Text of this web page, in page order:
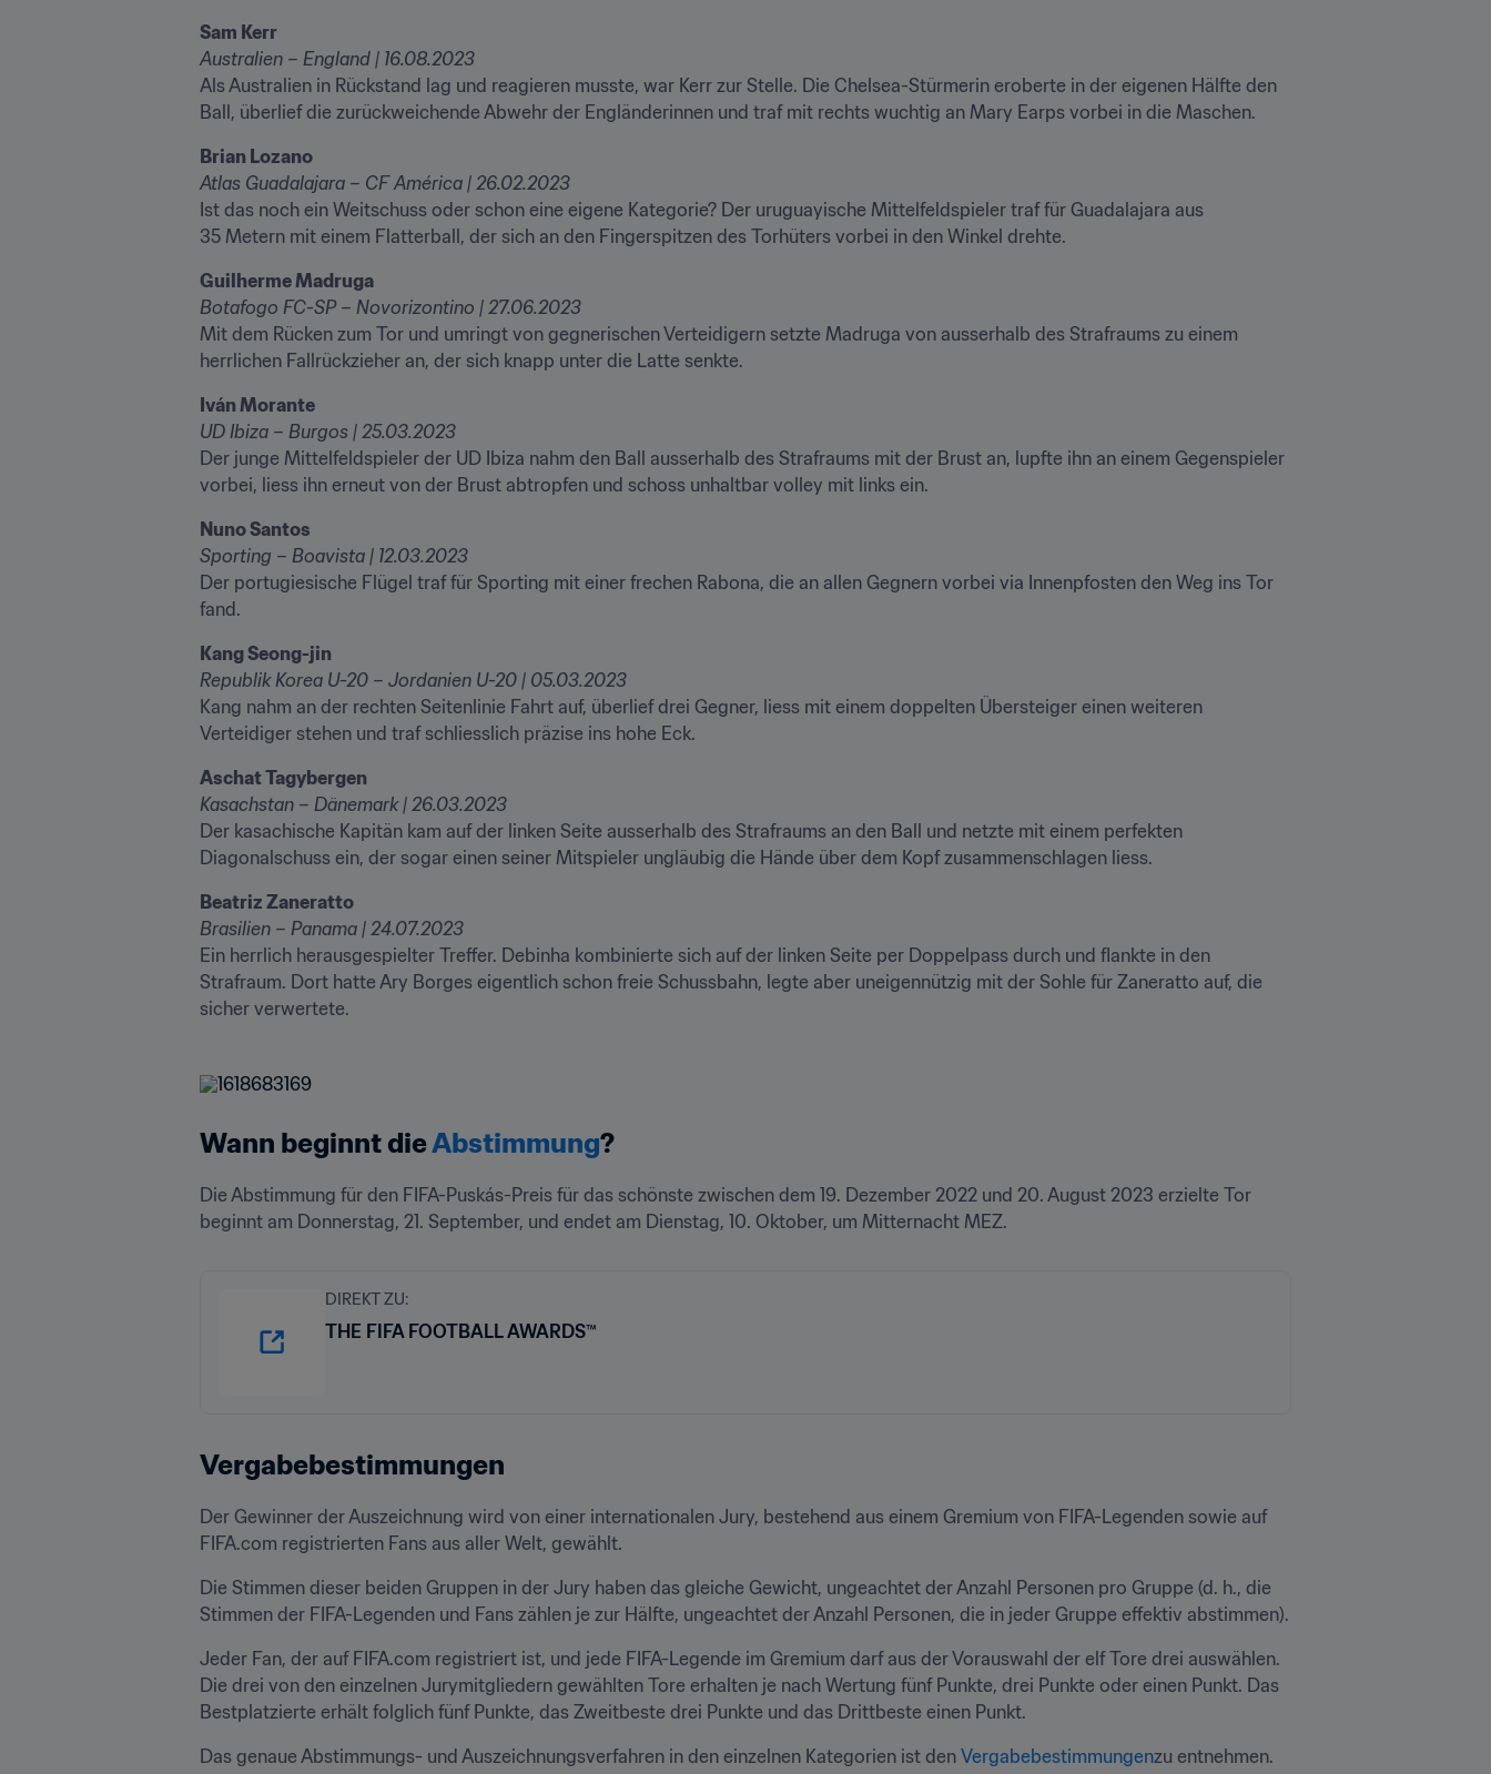
Australien – England | 16.08.2023
Als Australien in Rückstand lag und reagieren musste, war Kerr zur Stelle. Die Chelsea-Stürmerin eroberte in der eigenen Hälfte den
Ball, überlief die zurückweichende Abwehr der Engländerinnen und traf mit rechts wuchtig an Mary Earps vorbei in die Maschen.
Atlas Guadalajara – CF América | 26.02.2023
Ist das noch ein Weitschuss oder schon eine eigene Kategorie? Der uruguayische Mittelfeldspieler traf für Guadalajara aus
35 Metern mit einem Flatterball, der sich an den Fingerspitzen des Torhüters vorbei in den Winkel drehte.
Mit dem Rücken zum Tor und umringt von gegnerischen Verteidigern setzte Madruga von ausserhalb des Strafraums zu einem
herrlichen Fallrückzieher an, der sich knapp unter die Latte senkte.
UD Ibiza – Burgos | 25.03.2023
Der junge Mittelfeldspieler der UD Ibiza nahm den Ball ausserhalb des Strafraums mit der Brust an, lupfte ihn an einem Gegenspieler
vorbei, liess ihn erneut von der Brust abtropfen und schoss unhaltbar volley mit links ein.
Sporting – Boavista | 12.03.2023
Der portugiesische Flügel traf für Sporting mit einer frechen Rabona, die an allen Gegnern vorbei via Innenpfosten den Weg ins Tor
fand.
Kang nahm an der rechten Seitenlinie Fahrt auf, überlief drei Gegner, liess mit einem doppelten Übersteiger einen weiteren
Verteidiger stehen und traf schliesslich präzise ins hohe Eck.
Der kasachische Kapitän kam auf der linken Seite ausserhalb des Strafraums an den Ball und netzte mit einem perfekten
Diagonalschuss ein, der sogar einen seiner Mitspieler ungläubig die Hände über dem Kopf zusammenschlagen liess.
Ein herrlich herausgespielter Treffer. Debinha kombinierte sich auf der linken Seite per Doppelpass durch und flankte in den
Strafraum. Dort hatte Ary Borges eigentlich schon freie Schussbahn, legte aber uneigennützig mit der Sohle für Zaneratto auf, die
sicher verwertete.
Wann beginnt die Abstimmung?
Die Abstimmung für den FIFA-Puskás-Preis für das schönste zwischen dem 19. Dezember 2022 und 20. August 2023 erzielte Tor
beginnt am Donnerstag, 21. September, und endet am Dienstag, 10. Oktober, um Mitternacht MEZ.
DIREKT ZU:
THE FIFA FOOTBALL AWARDS™
Vergabebestimmungen
Der Gewinner der Auszeichnung wird von einer internationalen Jury, bestehend aus einem Gremium von FIFA-Legenden sowie auf
FIFA.com registrierten Fans aus aller Welt, gewählt.
Die Stimmen dieser beiden Gruppen in der Jury haben das gleiche Gewicht, ungeachtet der Anzahl Personen pro Gruppe (d. h., die
Stimmen der FIFA-Legenden und Fans zählen je zur Hälfte, ungeachtet der Anzahl Personen, die in jeder Gruppe effektiv abstimmen).
Jeder Fan, der auf FIFA.com registriert ist, und jede FIFA-Legende im Gremium darf aus der Vorauswahl der elf Tore drei auswählen.
Die drei von den einzelnen Jurymitgliedern gewählten Tore erhalten je nach Wertung fünf Punkte, drei Punkte oder einen Punkt. Das
Bestplatzierte erhält folglich fünf Punkte, das Zweitbeste drei Punkte und das Drittbeste einen Punkt.
Das genaue Abstimmungs- und Auszeichnungsverfahren in den einzelnen Kategorien ist den Vergabebestimmungenzu entnehmen.